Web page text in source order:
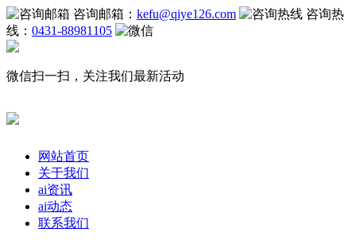
咨询邮箱： kefu@qiye126.com
咨询热
线： 0431-88981105
微信扫一扫，关注我们最新活动
网站首页
关于我们
ai资讯
ai动态
联系我们